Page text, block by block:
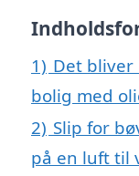
1) Det bliver
bolig med
2) Slip for
på en luft til